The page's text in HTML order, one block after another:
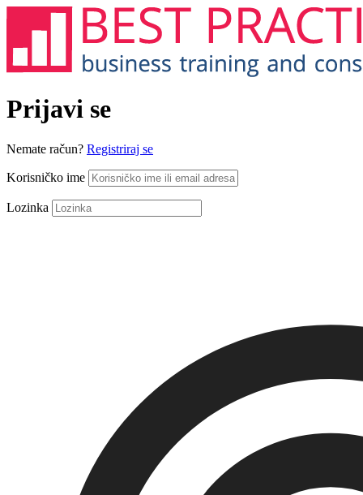
Prijavi se
Nemate račun? Registriraj se
Korisničko ime
Lozinka